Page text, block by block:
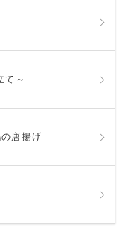
て～
唐揚げ